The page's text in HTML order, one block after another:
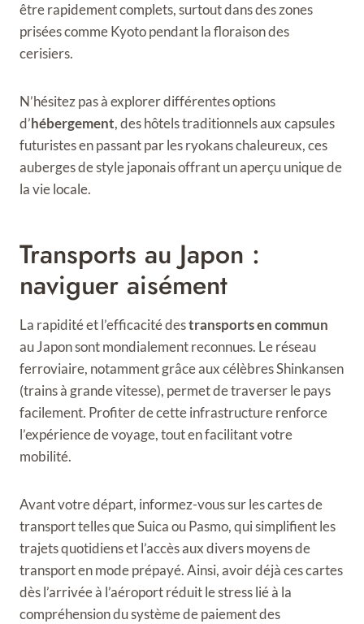
être rapidement complets, surtout dans des zones
prisées comme Kyoto pendant la floraison des
cerisiers.
N’hésitez pas à explorer différentes options
d’hébergement, des hôtels traditionnels aux capsules
futuristes en passant par les ryokans chaleureux, ces
auberges de style japonais offrant un aperçu unique de
la vie locale.
Transports au Japon :
naviguer aisément
La rapidité et l’efficacité destransports en commun
au Japon sont mondialement reconnues. Le réseau
ferroviaire, notamment grâce aux célèbres Shinkansen
(trains à grande vitesse), permet de traverser le pays
facilement. Profiter de cette infrastructure renforce
l’expérience de voyage, tout en facilitant votre
mobilité.
Avant votre départ, informez-vous sur les cartes de
transport telles que Suica ou Pasmo, qui simplifient les
trajets quotidiens et l’accès aux divers moyens de
transport en mode prépayé. Ainsi, avoir déjà ces cartes
dès l’arrivée à l’aéroport réduit le stress lié à la
compréhension du système de paiement des